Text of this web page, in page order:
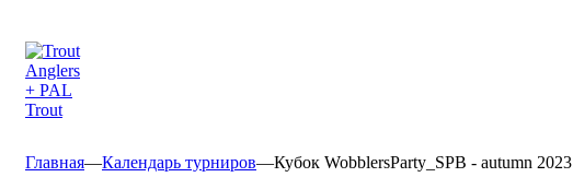
Главная—Календарь турниров—Кубок WobblersParty_SPB - autumn 2023